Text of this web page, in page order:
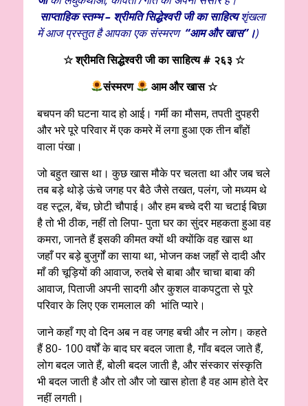
साप्ताहिक स्तम्भ – श्रीमति सिद्धेश्वरी जी का साहित्यशृंखला
में आज प्रस्तुत है आपका एक संस्मरण “आम और खास”।)
☆ श्रीमति सिद्धेश्वरी जी का साहित्य # २६३ ☆
संस्मरण
आम और खास☆
बचपन की घटना याद हो आई। गर्मी का मौसम, तपती दुपहरी
और भरे पूरे परिवार में एक कमरे में लगा हुआ एक तीन बाँहों
वाला पंखा।
जो बहुत खास था। कुछ खास मौके पर चलता था और जब चले
तब बड़े थोड़े ऊंचे जगह पर बैठे जैसे तखत, पलंग, जो मध्यम थे
वह स्टूल, बेंच, छोटी चौपाई। और हम बच्चे दरी या चटाई बिछा
है तो भी ठीक, नहीं तो लिपा- पुता घर का सुंदर महकता हुआ वह
कमरा, जानते हैं इसकी कीमत क्यों थी क्योंकि वह खास था
जहाँ पर बड़े बुजुर्गों का साया था, भोजन कक्ष जहाँ से दादी और
माँ की चूड़ियों की आवाज, रुतबे से बाबा और चाचा बाबा की
आवाज, पिताजी अपनी सादगी और कुशल वाकपटुता से पूरे
परिवार के लिए एक रामलाल की भांति प्यारे।
जाने कहाँ गए वो दिन अब न वह जगह बची और न लोग। कहते
हैं 80- 100 वर्षों के बाद घर बदल जाता है, गाँव बदल जाते हैं,
लोग बदल जाते हैं, बोली बदल जाती है, और संस्कार संस्कृति
भी बदल जाती है और तो और जो खास होता है वह आम होते देर
नहीं लगती।